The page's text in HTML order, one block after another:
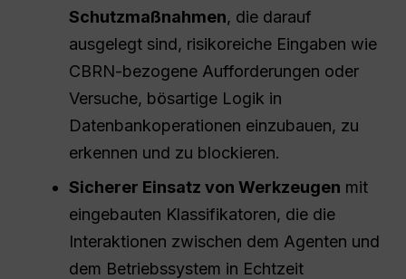
Schutzmaßnahmen, die darauf
ausgelegt sind, risikoreiche Eingaben wie
CBRN-bezogene Aufforderungen oder
Versuche, bösartige Logik in
Datenbankoperationen einzubauen, zu
erkennen und zu blockieren.
Sicherer Einsatz von Werkzeugen mit
eingebauten Klassifikatoren, die die
Interaktionen zwischen dem Agenten und
dem Betriebssystem in Echtzeit